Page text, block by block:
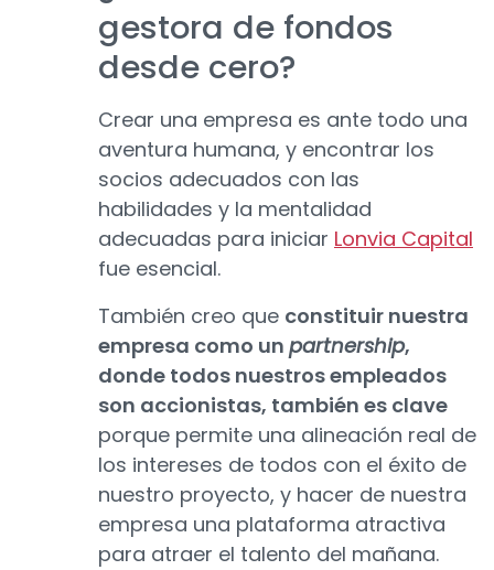
gestora de fondos
desde cero?
Crear una empresa es ante todo una
aventura humana, y encontrar los
socios adecuados con las
habilidades y la mentalidad
adecuadas para iniciar Lonvia Capital
fue esencial.
También creo que constituir nuestra
empresa como un partnership,
donde todos nuestros empleados
son accionistas, también es clave
porque permite una alineación real de
los intereses de todos con el éxito de
nuestro proyecto, y hacer de nuestra
empresa una plataforma atractiva
para atraer el talento del mañana.